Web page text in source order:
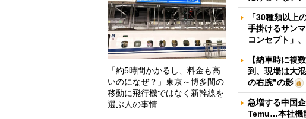
「約5時間かかるし、料金も高
いのになぜ？」東京～博多間の
移動に飛行機ではなく新幹線を
選ぶ人の事情
「30種類以上
手掛けるサン
コンセプト」
【納車時に複
到、現場は大
の右腕”の影
急増する中国
Temu…本社機